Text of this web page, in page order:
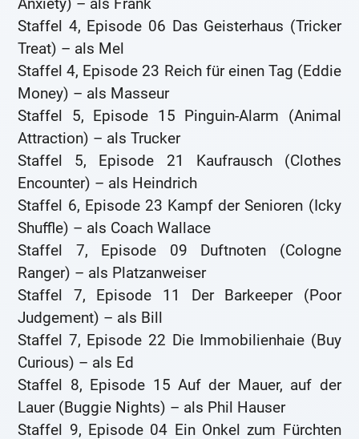
Anxiety) – als Frank
Staffel 4, Episode 06 Das Geisterhaus (Tricker
Treat) – als Mel
Staffel 4, Episode 23 Reich für einen Tag (Eddie
Money) – als Masseur
Staffel 5, Episode 15 Pinguin-Alarm (Animal
Attraction) – als Trucker
Staffel 5, Episode 21 Kaufrausch (Clothes
Encounter) – als Heindrich
Staffel 6, Episode 23 Kampf der Senioren (Icky
Shuffle) – als Coach Wallace
Staffel 7, Episode 09 Duftnoten (Cologne
Ranger) – als Platzanweiser
Staffel 7, Episode 11 Der Barkeeper (Poor
Judgement) – als Bill
Staffel 7, Episode 22 Die Immobilienhaie (Buy
Curious) – als Ed
Staffel 8, Episode 15 Auf der Mauer, auf der
Lauer (Buggie Nights) – als Phil Hauser
Staffel 9, Episode 04 Ein Onkel zum Fürchten